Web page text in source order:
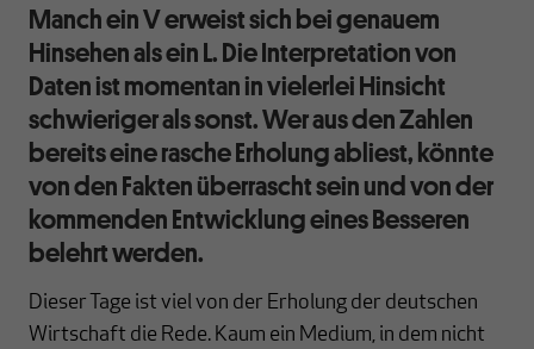
Manch ein V erweist sich bei genauem
Hinsehen als ein L. Die Interpretation von
Daten ist momentan in vielerlei Hinsicht
schwieriger als sonst. Wer aus den Zahlen
bereits eine rasche Erholung abliest, könnte
von den Fakten überrascht sein und von der
kommenden Entwicklung eines Besseren
belehrt werden.
Dieser Tage ist viel von der Erholung der deutschen
Wirtschaft die Rede. Kaum ein Medium, in dem nicht